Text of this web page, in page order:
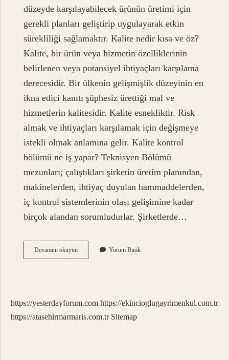
düzeyde karşılayabilecek ürünün üretimi için
gerekli planları geliştirip uygulayarak etkin
sürekliliği sağlamaktır. Kalite nedir kısa ve öz?
Kalite, bir ürün veya hizmetin özelliklerinin
belirlenen veya potansiyel ihtiyaçları karşılama
derecesidir. Bir ülkenin gelişmişlik düzeyinin en
ikna edici kanıtı şüphesiz ürettiği mal ve
hizmetlerin kalitesidir. Kalite esnekliktir. Risk
almak ve ihtiyaçları karşılamak için değişmeye
istekli olmak anlamına gelir. Kalite kontrol
bölümü ne iş yapar? Teknisyen Bölümü
mezunları; çalıştıkları şirketin üretim planından,
makinelerden, ihtiyaç duyulan hammaddelerden,
iç kontrol sistemlerinin olası gelişimine kadar
birçok alandan sorumludurlar. Şirketlerde…
Devamını okuyunKalite
Ve
Yorum Bırak
https://yesterdayforum.com https://ekincioglugayrimenkul.com.tr
https://atasehirmarmaris.com.tr Sitemap